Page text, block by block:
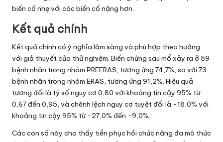
biến cố nhẹ với các biến cố nặng hơn.
Kết quả chính
Kết quả chính có ý nghĩa lâm sàng và phù hợp theo hướng
với giả thuyết của thử nghiệm. Biến chứng sau mổ xảy ra ở 59
bệnh nhân trong nhóm PREERAS, tương ứng 74,7%, so với 73
bệnh nhân trong nhóm ERAS, tương ứng 91,2%. Hiệu quả
tương đối là tỷ số nguy cơ 0,80 với khoảng tin cậy 95% từ
0,67 đến 0,95, và chênh lệch nguy cơ tuyệt đối là -18,0% với
khoảng tin cậy 95% từ -27,0% đến -9,0%.
Các con số này cho thấy tiền phục hồi chức năng đa mô thức